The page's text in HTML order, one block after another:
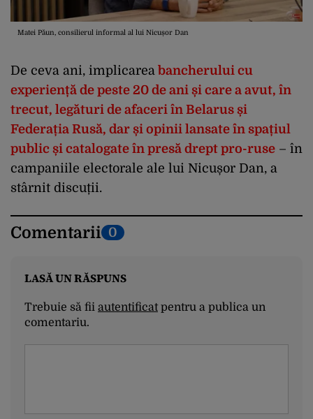
Matei Păun, consilierul informal al lui Nicușor Dan
De ceva ani, implicarea bancherului cu
experiență de peste 20 de ani și care a avut, în
trecut, legături de afaceri în Belarus și
Federația Rusă, dar și opinii lansate în spațiul
public și catalogate în presă drept pro-ruse – în
campaniile electorale ale lui Nicușor Dan, a
stârnit discuții.
Comentarii 0
LASĂ UN RĂSPUNS
Trebuie să fii autentificatpentru a publica un
comentariu.